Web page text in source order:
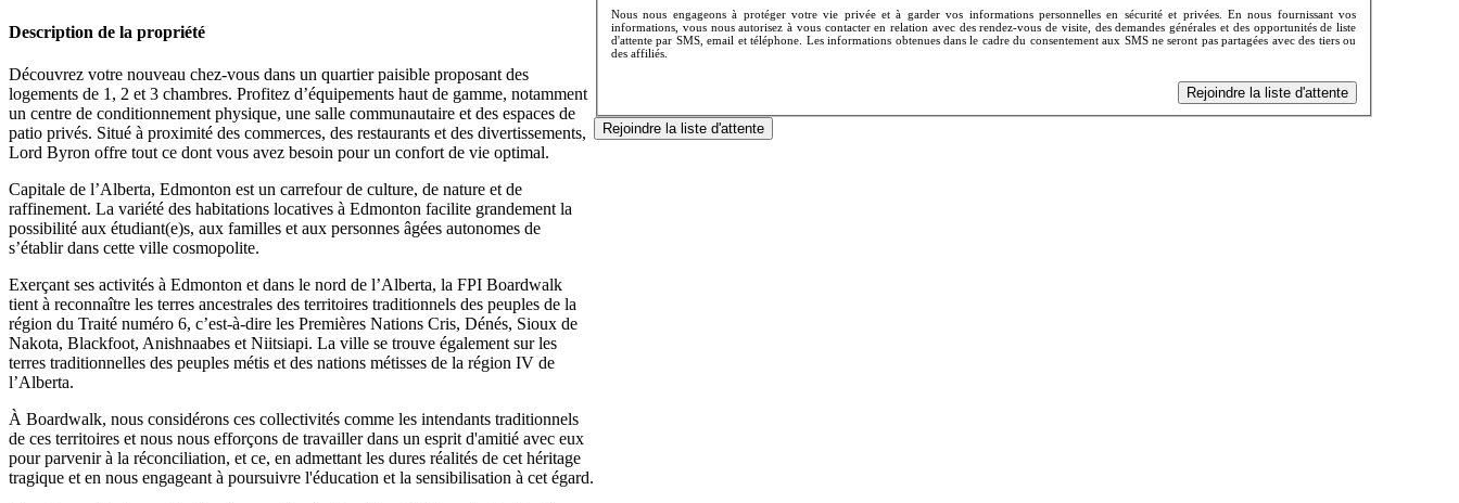
Description de la propriété
Découvrez votre nouveau chez-vous dans un quartier paisible proposant des
logements de 1, 2 et 3 chambres. Profitez d’équipements haut de gamme, notamment
un centre de conditionnement physique, une salle communautaire et des espaces de
patio privés. Situé à proximité des commerces, des restaurants et des divertissements,
Lord Byron offre tout ce dont vous avez besoin pour un confort de vie optimal.
Capitale de l’Alberta, Edmonton est un carrefour de culture, de nature et de
raffinement. La variété des habitations locatives à Edmonton facilite grandement la
possibilité aux étudiant(e)s, aux familles et aux personnes âgées autonomes de
s’établir dans cette ville cosmopolite.
Exerçant ses activités à Edmonton et dans le nord de l’Alberta, la FPI Boardwalk
tient à reconnaître les terres ancestrales des territoires traditionnels des peuples de la
région du Traité numéro 6, c’est-à-dire les Premières Nations Cris, Dénés, Sioux de
Nakota, Blackfoot, Anishnaabes et Niitsiapi. La ville se trouve également sur les
terres traditionnelles des peuples métis et des nations métisses de la région IV de
l’Alberta.
À Boardwalk, nous considérons ces collectivités comme les intendants traditionnels
de ces territoires et nous nous efforçons de travailler dans un esprit d'amitié avec eux
pour parvenir à la réconciliation, et ce, en admettant les dures réalités de cet héritage
tragique et en nous engageant à poursuivre l'éducation et la sensibilisation à cet égard.
Nous nous engageons à protéger votre vie privée et à garder vos informations personnelles en sécurité et privées. En nous fournissant vos
informations, vous nous autorisez à vous contacter en relation avec des rendez-vous de visite, des demandes générales et des opportunités de liste
d'attente par SMS, email et téléphone. Les informations obtenues dans le cadre du consentement aux SMS ne seront pas partagées avec des tiers ou
des affiliés.
Rejoindre la liste d'attente
Rejoindre la liste d'attente